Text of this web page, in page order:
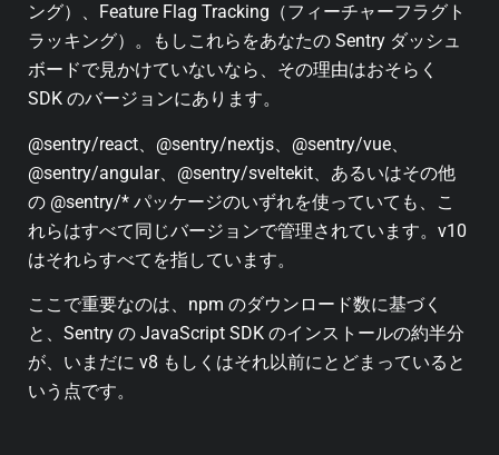
ング）、Feature Flag Tracking（フィーチャーフラグト
ラッキング）。もしこれらをあなたの Sentry ダッシュ
ボードで見かけていないなら、その理由はおそらく
SDK のバージョンにあります。
@sentry/react、@sentry/nextjs、@sentry/vue、
@sentry/angular、@sentry/sveltekit、あるいはその他
の @sentry/* パッケージのいずれを使っていても、こ
れらはすべて同じバージョンで管理されています。v10
はそれらすべてを指しています。
ここで重要なのは、npm のダウンロード数に基づく
と、Sentry の JavaScript SDK のインストールの約半分
が、いまだに v8 もしくはそれ以前にとどまっていると
いう点です。